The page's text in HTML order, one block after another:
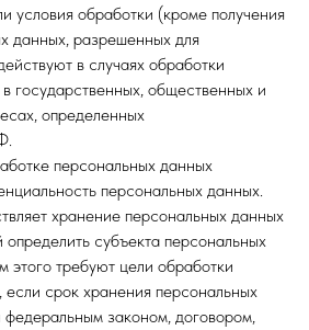
условия обработки (кроме получения
данных, разрешенных для
в случаях обработки
государственных, общественных и
определенных
персональных данных
персональных данных.
хранение персональных данных
субъекта персональных
этого требуют цели обработки
срок хранения персональных
законом, договором,